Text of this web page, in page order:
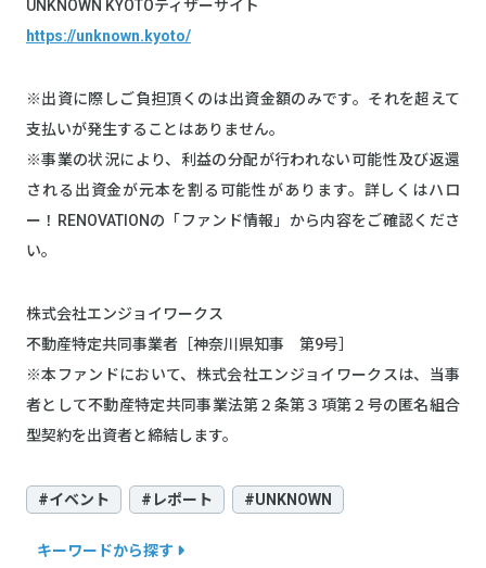
UNKNOWN KYOTOティザーサイト
https://unknown.kyoto/
※出資に際しご負担頂くのは出資金額のみです。それを超えて
支払いが発生することはありません。
※事業の状況により、利益の分配が行われない可能性及び返還
される出資金が元本を割る可能性があります。詳しくはハロ
ー！RENOVATIONの「ファンド情報」から内容をご確認くださ
い。
株式会社エンジョイワークス
不動産特定共同事業者［神奈川県知事 第9号］
※本ファンドにおいて、株式会社エンジョイワークスは、当事
者として不動産特定共同事業法第２条第３項第２号の匿名組合
型契約を出資者と締結します。
#イベント #レポート #UNKNOWN
キーワードから探す